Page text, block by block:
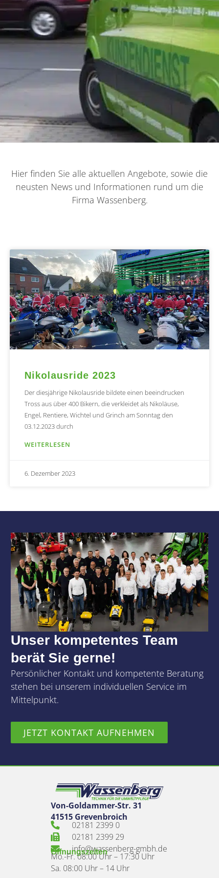
Hier finden Sie alle aktuellen Angebote, sowie die
neusten News und Informationen rund um die
Firma Wassenberg.
Nikolausride 2023
Der diesjährige Nikolausride bildete einen beeindrucken
Tross aus über 400 Bikern, die verkleidet als Nikoläuse,
Engel, Rentiere, Wichtel und Grinch am Sonntag den
03.12.2023 durch
WEITERLESEN
6. Dezember 2023
Unser kompetentes Team
berät Sie gerne!
Persönlicher Kontakt und kompetente Beratung
stehen bei unserem individuellen Service im
Mittelpunkt.
JETZT KONTAKT AUFNEHMEN
Von-Goldammer-Str. 31
41515 Grevenbroich
02181 2399 0
02181 2399 29
info@wassenberg-gmbh.de
Öffnungszeiten
Mo.-Fr. 08:00 Uhr – 17:30 Uhr
Sa. 08:00 Uhr – 14 Uhr